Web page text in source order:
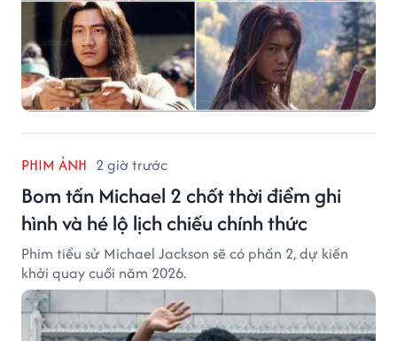
PHIM ẢNH 2 giờ trước
Bom tấn Michael 2 chốt thời điểm ghi
hình và hé lộ lịch chiếu chính thức
Phim tiểu sử Michael Jackson sẽ có phần 2, dự kiến
khởi quay cuối năm 2026.